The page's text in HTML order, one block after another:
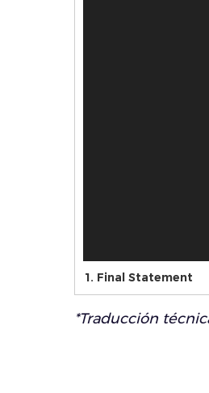
1. Final Statement
*Traducción